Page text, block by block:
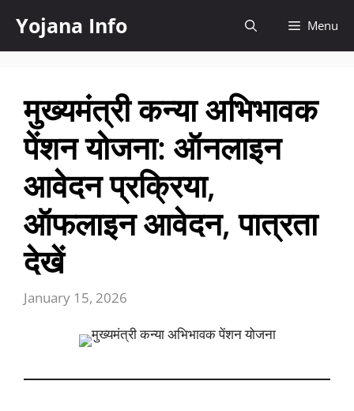
content
Yojana Info Menu
मुख्यमंत्री कन्या अभिभावक
पेंशन योजना: ऑनलाइन
आवेदन प्रक्रिया,
ऑफलाइन आवेदन, पात्रता
देखें
January 15, 2026